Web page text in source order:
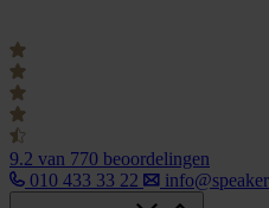
9.2 van 770 beoordelingen
010 433 33 22